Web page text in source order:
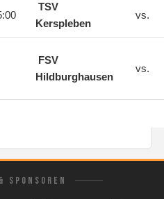
TSV
Kerspleben
vs.
FSV
Hildburghausen
vs.
SPONSOREN